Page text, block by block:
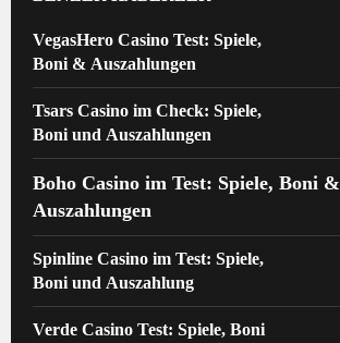
VegasHero Casino Test: Spiele,
Boni & Auszahlungen
Tsars Casino im Check: Spiele,
Boni und Auszahlungen
Boho Casino im Test: Spiele, Boni &
Auszahlungen
Spinline Casino im Test: Spiele,
Boni und Auszahlung
Verde Casino Test: Spiele, Boni